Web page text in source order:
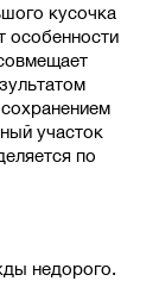
кусочка
особенности
участок
по
недорого.